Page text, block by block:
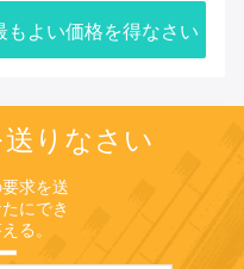
ウェイ不要の無線通信を
ポート
もよい価格を得なさい
りなさい
求を送
にでき
る。